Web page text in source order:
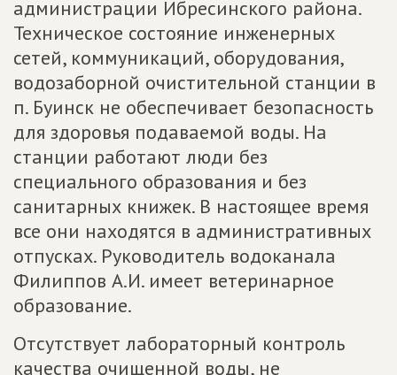
администрации Ибресинского района.
Техническое состояние инженерных
сетей, коммуникаций, оборудования,
водозаборной очистительной станции в
п. Буинск не обеспечивает безопасность
для здоровья подаваемой воды. На
станции работают люди без
специального образования и без
санитарных книжек. В настоящее время
все они находятся в административных
отпусках. Руководитель водоканала
Филиппов А.И. имеет ветеринарное
образование.
Отсутствует лабораторный контроль
качества очищенной воды, не